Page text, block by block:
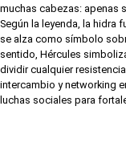
muchas cabezas: apenas
Según la leyenda, la hidra
se alza como símbolo
sentido, Hércules
dividir cualquier
intercambio y networking
luchas sociales para